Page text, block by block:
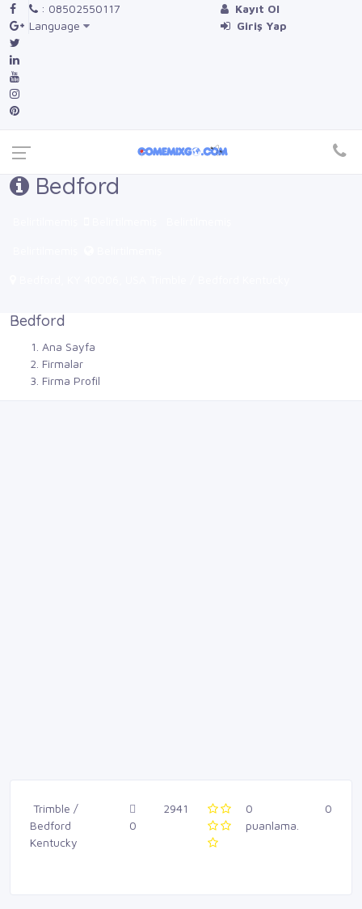
: 08502550117
Language
Kayıt Ol
Giriş Yap
Bedford
Bedford
Ana Sayfa
Firmalar
Firma Profil
Trimble /
Bedford
Kentucky
0
2941
0
puanlama.
0